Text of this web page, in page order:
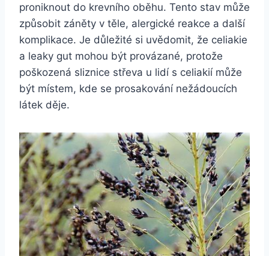
proniknout do krevního oběhu. Tento stav může
způsobit záněty v těle, alergické reakce a další
komplikace. Je důležité si uvědomit, že celiakie
a leaky gut mohou být provázané, protože
poškozená sliznice střeva u lidí s celiakií může
být místem, kde se prosakování nežádoucích
látek děje.